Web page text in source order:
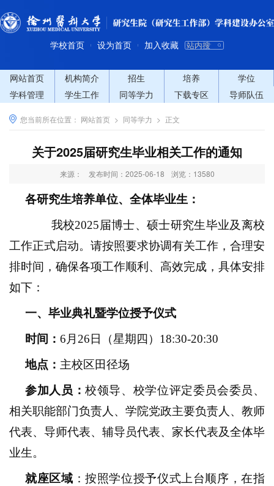
学校首页 | 设为首页 | 加入收藏
网站首页 机构简介 招生 培养
学位
学科管理
学生工作 同等学力 下载专区 导师队伍
您当前所在位置： 网站首页 > 同等学力 > 正文
​关于2025届研究生毕业相关工作的通知
来源： 发布时间：2025-06-18 浏览： 13580
各研究生培养单位、全体毕业生：
我校2025届博士、硕士研究生毕业及离校
工作正式启动。请按照要求协调有关工作，合理安
排时间，确保各项工作顺利、高效完成，具体安排
如下：
一、 毕业典礼暨学位授予仪式
时间： 6月 26 日 （星期 四 ） 18:30-20:30
地点： 主校区田径场
参加人员：校领导、校学位评定委员会委员、
相关职能部门负责人、学院党政主要负责人、教师
代表、导师代表、辅导员代表、家长代表及全体毕
业生。
就座区域 ：按照学位授予仪式上台顺序，在指